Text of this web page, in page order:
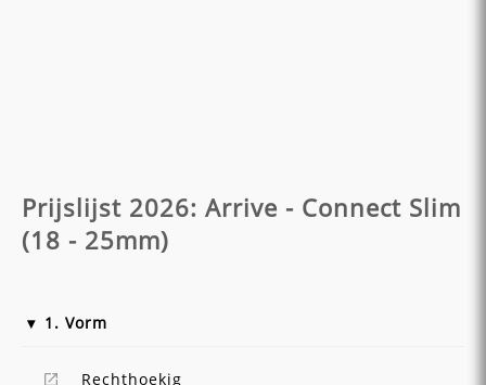
Prijslijst 2026: Arrive - Connect Slim
(18 - 25mm)
1. Vorm
Rechthoekig